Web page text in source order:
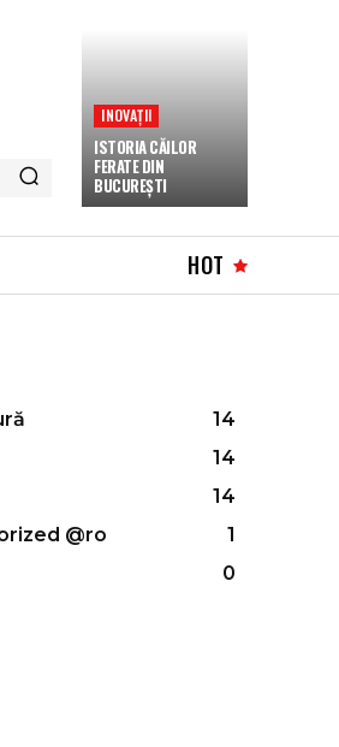
INOVAȚII
ISTORIA CĂILOR
FERATE DIN
BUCUREȘTI
HOT
14
14
14
@ro
1
0